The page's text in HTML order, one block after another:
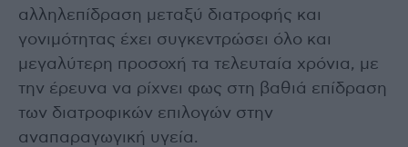
αλληλεπίδραση μεταξύ διατροφής και
γονιμότητας έχει συγκεντρώσει όλο και
μεγαλύτερη προσοχή τα τελευταία χρόνια, με
την έρευνα να ρίχνει φως στη βαθιά επίδραση
των διατροφικών επιλογών στην
αναπαραγωγική υγεία.